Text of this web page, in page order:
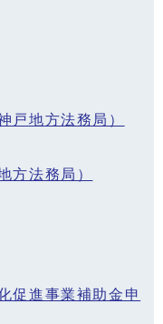
戸地方法務局）
方法務局）
促進事業補助金申